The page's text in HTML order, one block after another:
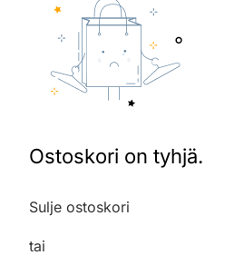
Ostoskori on tyhjä.
Sulje ostoskori
tai